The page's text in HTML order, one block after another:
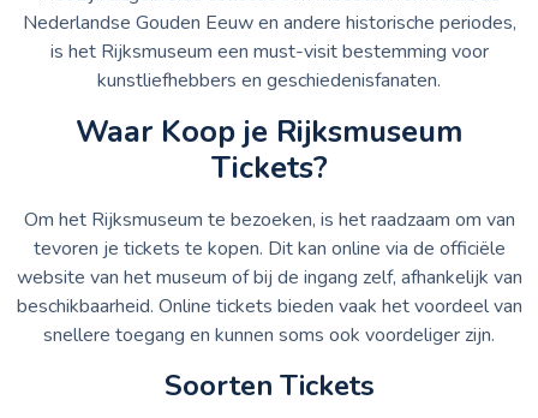
Nederlandse Gouden Eeuw en andere historische periodes,
is het Rijksmuseum een must-visit bestemming voor
kunstliefhebbers en geschiedenisfanaten.
Waar Koop je Rijksmuseum
Tickets?
Om het Rijksmuseum te bezoeken, is het raadzaam om van
tevoren je tickets te kopen. Dit kan online via de officiële
website van het museum of bij de ingang zelf, afhankelijk van
beschikbaarheid. Online tickets bieden vaak het voordeel van
snellere toegang en kunnen soms ook voordeliger zijn.
Soorten Tickets